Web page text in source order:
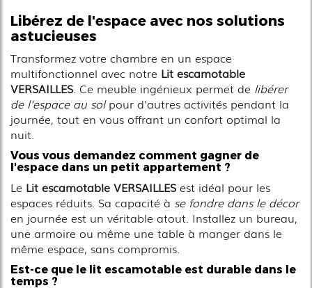
Libérez de l'espace avec nos solutions
astucieuses
Transformez votre chambre en un espace
multifonctionnel avec notre Lit escamotable
VERSAILLES . Ce meuble ingénieux permet de libérer
de l'espace au solpour d'autres activités pendant la
journée, tout en vous offrant un confort optimal la
nuit.
Vous vous demandez comment gagner de
l'espace dans un petit appartement ?
Le Lit escamotable VERSAILLES est idéal pour les
espaces réduits. Sa capacité à se fondre dans le décor
en journée est un véritable atout. Installez un bureau,
une armoire ou même une table à manger dans le
même espace, sans compromis.
Est-ce que le lit escamotable est durable dans le
temps ?